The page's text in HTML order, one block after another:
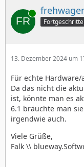
Online
13. Dezember 2024 um
Für echte
Da das nicht die
ist, könnte man es
6.1 bräuchte man
irgendwie auch.
Viele Grüße,
Falk \\